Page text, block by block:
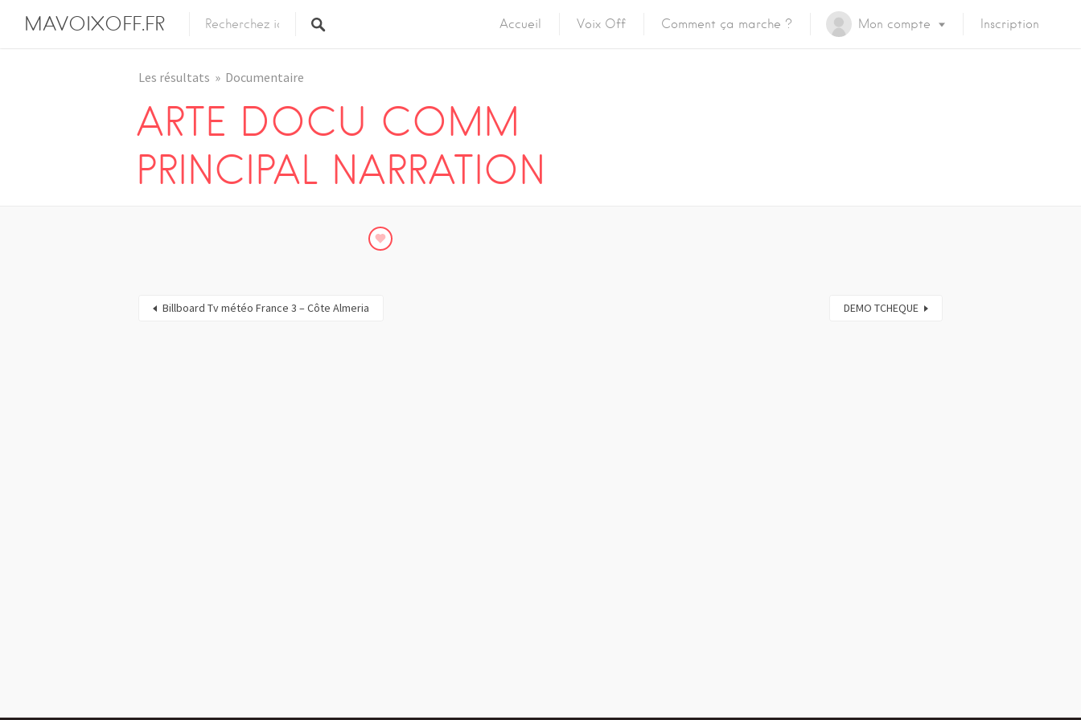
MAVOIXOFF.FR Accueil Voix Off Comment ça marche ? Mon compte Inscription
Les résultats Documentaire
ARTE DOCU COMM
PRINCIPAL NARRATION
Billboard Tv météo France 3 – Côte Almeria DEMO TCHEQUE